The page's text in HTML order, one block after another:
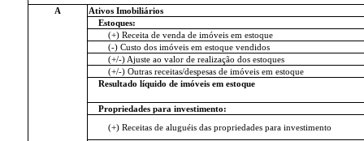
A
Ativos Imobiliários
Estoques:
(+) Receita de venda de imóveis em estoque
(-) Custo dos imóveis em estoque vendidos
(+/-) Ajuste ao valor de realização dos estoques
(+/-) Outras receitas/despesas de imóveis em estoque
Resultado líquido de imóveis em estoque
Propriedades para investimento:
(+) Receitas de aluguéis das propriedades para investimento